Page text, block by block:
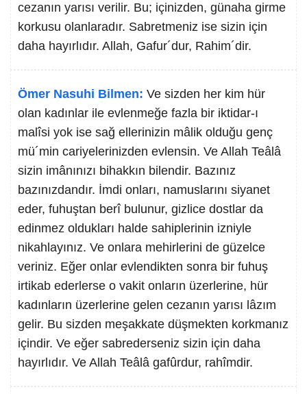
cezanın yarısı verilir. Bu; içinizden, günaha girme
korkusu olanlaradır. Sabretmeniz ise sizin için
daha hayırlıdır. Allah, Gafur´dur, Rahim´dir.
Ömer Nasuhi Bilmen: Ve sizden her kim hür
olan kadınlar ile evlenmeğe fazla bir iktidar-ı
malîsi yok ise sağ ellerinizin mâlik olduğu genç
mü´min cariyelerinizden evlensin. Ve Allah Teâlâ
sizin imânınızı bihakkın bilendir. Bazınız
bazınızdandır. İmdi onları, namuslarını siyanet
eder, fuhuştan berî bulunur, gizlice dostlar da
edinmez oldukları halde sahiplerinin izniyle
nikahlayınız. Ve onlara mehirlerini de güzelce
veriniz. Eğer onlar evlendikten sonra bir fuhuş
irtikab ederlerse o vakit onların üzerlerine, hür
kadınların üzerlerine gelen cezanın yarısı lâzım
gelir. Bu sizden meşakkate düşmekten korkmanız
içindir. Ve eğer sabrederseniz sizin için daha
hayırlıdır. Ve Allah Teâlâ gafûrdur, rahîmdir.